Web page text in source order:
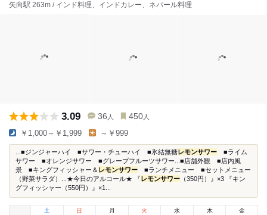
矢向駅 263m / インド料理、インドカレー、ネパール料理
3.09 36 人 450 人
￥1,000～￥1,999 ～￥999
...■ジンジャーハイ ■サワー・チューハイ ■氷結無糖 レモンサワー ■ライム
サワー ■オレンジサワー ■グレープフルーツサワー...■店舗外観 ■店内風
景 ■キングフィッシャー＆ レモンサワー ■ランチメニュー ■セットメニュー
（野菜サラダ）...★今日のアルコール★ 『 レモンサワー （350円）』×3 『キン
グフィッシャー（550円）』×1...
土
日 月 火 水 木 金